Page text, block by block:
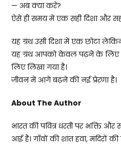
— अब क्या करें?
ऐसे ही समय में एक सही दिशा और
यह ग्रंथ उसी दिशा में एक छोटा
यह ग्रंथ आपको केवल पढ़ने के
लिए लिखा गया है।
जीवन में आगे बढ़ने की नई प्रेरणा है।
About The Author
भारत की पवित्र धरती पर भक्ति
आई है। गाँवों की शांत हवा, मंदिरों